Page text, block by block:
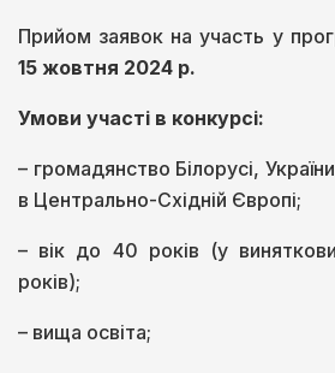
Прийом заявок на участь у
15 жовтня 2024 р.
Умови участі в конкурсі:
– громадянство Білорусі,
в Центрально-Східній Європі;
– вік до 40 років (у
років);
– вища освіта;